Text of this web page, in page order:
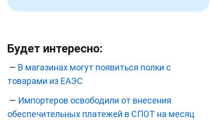
Будет интересно:
— В магазинах могут появиться полки с
товарами из ЕАЭС
— Импортеров освободили от внесения
обеспечительных платежей в СПОТ на месяц